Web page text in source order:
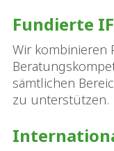
Fundierte
Wir kombinieren
sämtlichen
zu unterstützen.